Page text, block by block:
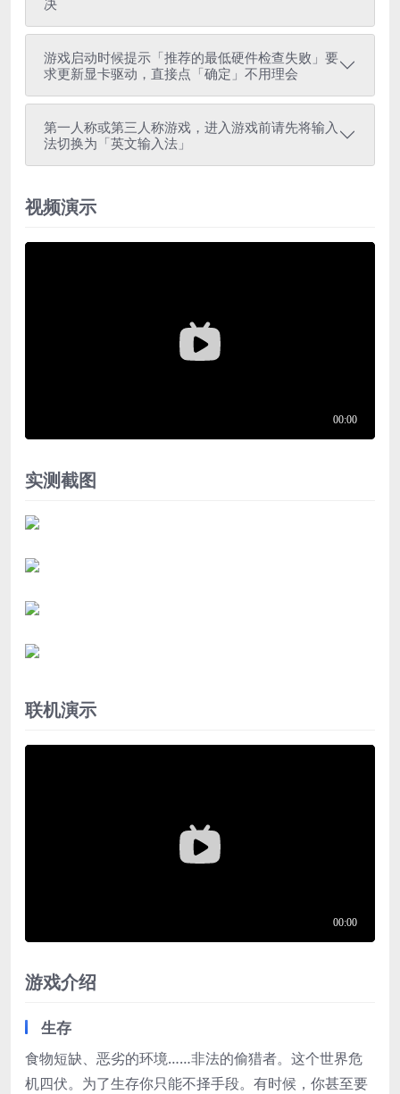
决
游戏启动时候提示「推荐的最低硬件检查失败」要
求更新显卡驱动，直接点「确定」不用理会
第一人称或第三人称游戏，进入游戏前请先将输入
法切换为「英文输入法」
视频演示
实测截图
联机演示
游戏介绍
生存
食物短缺、恶劣的环境……非法的偷猎者。这个世界危
机四伏。为了生存你只能不择手段。有时候，你甚至要